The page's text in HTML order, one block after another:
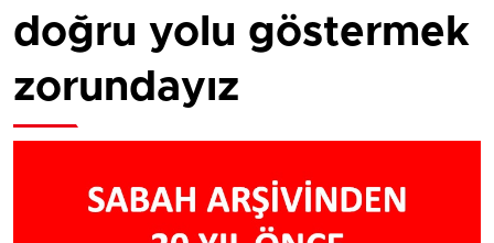
doğru yolu göstermek
zorundayız